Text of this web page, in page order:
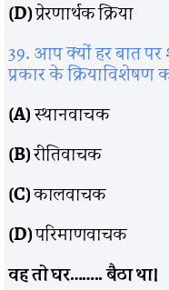
(D)प्रेरणार्थक क्रिया
39. आप क्यों हर बात पर
प्रकार के क्रियाविशेषण
(A)स्थानवाचक
(B)रीतिवाचक
(C)कालवाचक
(D)परिमाणवाचक
वह तो घर…….. बैठा था।